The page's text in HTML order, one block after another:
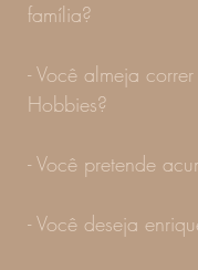
família?
- Você almeja
Hobbies?
- Você pretende
- Você deseja